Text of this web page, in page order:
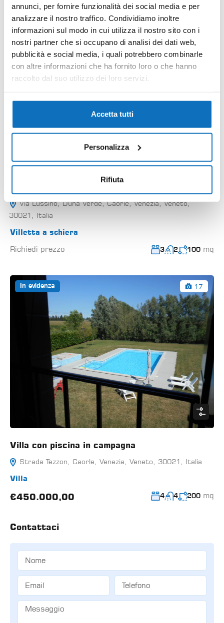
annunci, per fornire funzionalità dei social media e per
analizzare il nostro traffico. Condividiamo inoltre
informazioni sul modo in cui utilizza il nostro sito con i
nostri partner che si occupano di analisi dei dati web,
pubblicità e social media, i quali potrebbero combinarle
con altre informazioni che ha fornito loro o che hanno
raccolto dal suo utilizzo dei loro servizi.
Accetta tutti
Personalizza
Rifiuta
24
Via Lussino, Duna Verde, Caorle, Venezia, Veneto,
30021, Italia
Villetta a schiera
Richiedi prezzo
3 2 100 mq
In evidenza 17
Villa con piscina in campagna
Strada Tezzon, Caorle, Venezia, Veneto, 30021, Italia
Villa
€450.000,00 4 4 200 mq
Contattaci